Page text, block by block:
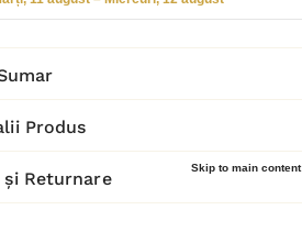
Skip to main content
Produs
Returnare